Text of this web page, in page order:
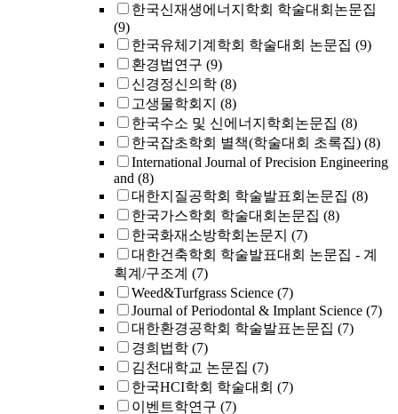
한국신재생에너지학회 학술대회논문집
(9)
한국유체기계학회 학술대회 논문집 (9)
환경법연구 (9)
신경정신의학 (8)
고생물학회지 (8)
한국수소 및 신에너지학회논문집 (8)
한국잡초학회 별책(학술대회 초록집) (8)
International Journal of Precision Engineering
and (8)
대한지질공학회 학술발표회논문집 (8)
한국가스학회 학술대회논문집 (8)
한국화재소방학회논문지 (7)
대한건축학회 학술발표대회 논문집 - 계
획계/구조계 (7)
Weed&Turfgrass Science (7)
Journal of Periodontal & Implant Science (7)
대한환경공학회 학술발표논문집 (7)
경희법학 (7)
김천대학교 논문집 (7)
한국HCI학회 학술대회 (7)
이벤트학연구 (7)